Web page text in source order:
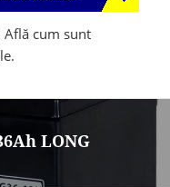
Află cum sunt
.
LONG